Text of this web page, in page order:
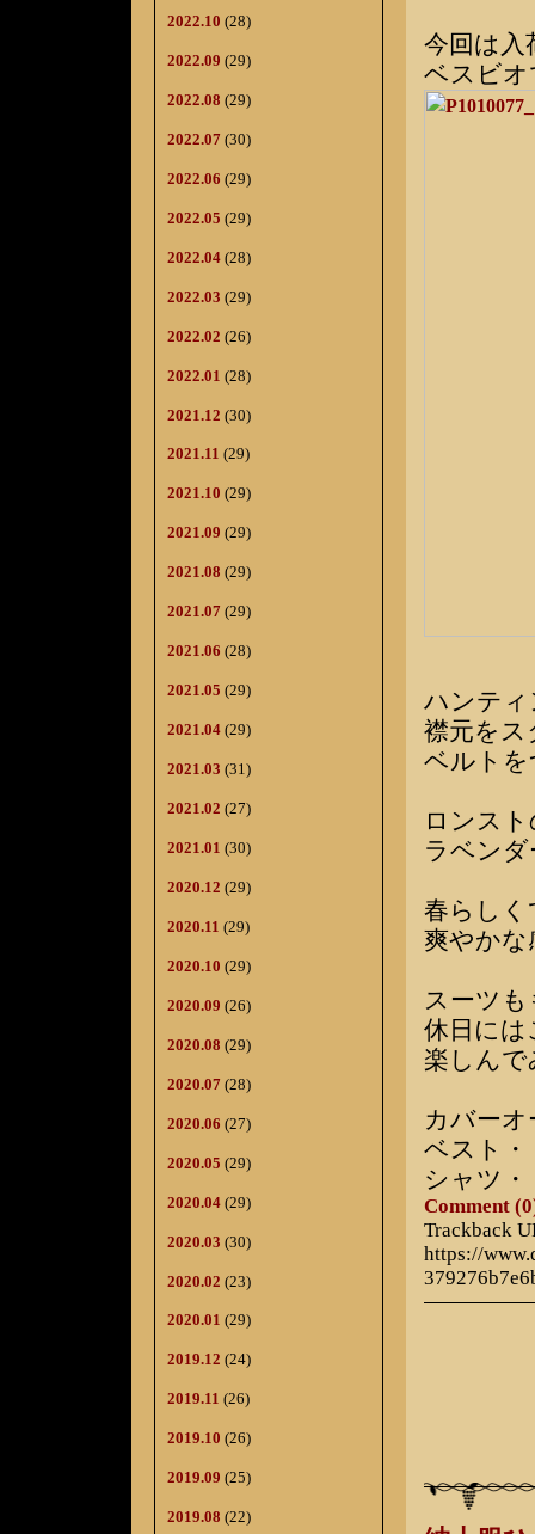
2022.10 (28)
2022.09 (29)
2022.08 (29)
2022.07 (30)
2022.06 (29)
2022.05 (29)
2022.04 (28)
2022.03 (29)
2022.02 (26)
2022.01 (28)
2021.12 (30)
2021.11 (29)
2021.10 (29)
2021.09 (29)
2021.08 (29)
2021.07 (29)
2021.06 (28)
2021.05 (29)
2021.04 (29)
2021.03 (31)
2021.02 (27)
2021.01 (30)
2020.12 (29)
2020.11 (29)
2020.10 (29)
2020.09 (26)
2020.08 (29)
2020.07 (28)
2020.06 (27)
2020.05 (29)
2020.04 (29)
2020.03 (30)
2020.02 (23)
2020.01 (29)
2019.12 (24)
2019.11 (26)
2019.10 (26)
2019.09 (25)
2019.08 (22)
今回は入
ベスビ
ハンテ
襟元を
ベルト
ロンス
ラベン
春らし
爽やかな
スーツ
休日には
楽しん
カバー
ベスト
シャツ
Comment
Trackback
https://